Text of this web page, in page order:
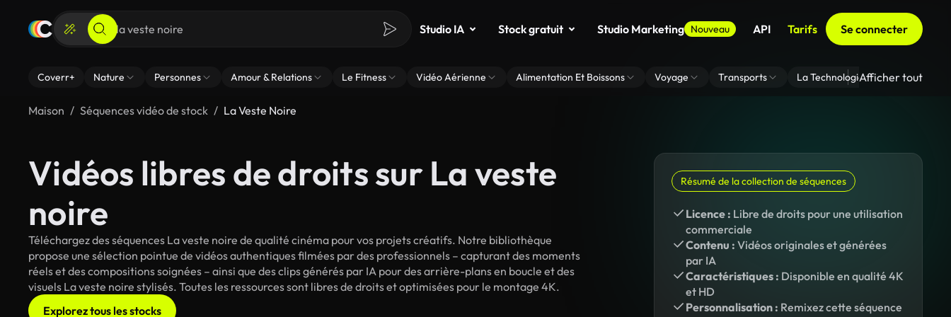
Studio IA Stock gratuit Studio Marketing Nouveau API Tarifs Se connecter
Coverr+ Nature Personnes Amour & Relations Le Fitness Vidéo Aérienne Alimentation Et Boissons Voyage Transports La Technologie Zoom En
Afficher tout
Maison Séquences vidéo de stock La Veste Noire
Vidéos libres de droits sur La veste
noire
Téléchargez des séquences La veste noire de qualité cinéma pour vos projets créatifs. Notre bibliothèque
propose une sélection pointue de vidéos authentiques filmées par des professionnels – capturant des moments
réels et des compositions soignées – ainsi que des clips générés par IA pour des arrière-plans en boucle et des
visuels La veste noire stylisés. Toutes les ressources sont libres de droits et optimisées pour le montage 4K.
Explorez tous les stocks
Résumé de la collection de séquences
Licence : Libre de droits pour une utilisation
commerciale
Contenu : Vidéos originales et générées
par IA
Caractéristiques : Disponible en qualité 4K
et HD
Personnalisation : Remixez cette séquence